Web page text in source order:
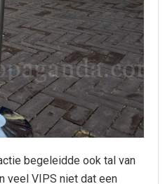
begeleidde ook tal van
veel VIPS niet dat een